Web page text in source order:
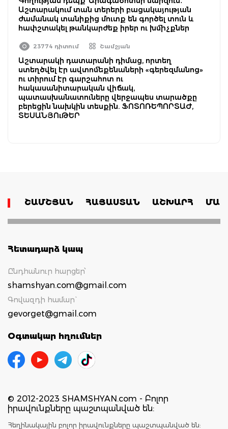
Աշտարակում տան տերերի բացակայության
ժամանակ տանիքից մուտք են գործել տուն և
հափշտակել թանկարժեք իրեր ու խմիչքներ
23774 դիտում Շամշյան
Աշտարակի դատարանի դիմաց, որտեղ
ստեղծվել էր ավտոմեքենաների «գերեզմանոց»
ու տիրում էր գարշահոտ ու
հակասանիտարական վիճակ,
պատասխանատուները վերջապես տարածքը
բերեցին նախկին տեսքին. ՖՈՏՈՌԵՊՈՐՏԱԺ,
ՏԵՍԱՆՅՈւԹԵՐ
ՇԱՄՇՅԱՆ ՀԱՅԱՍՏԱՆ ԱՇԽԱՐՀ
Հետադարձ կապ
Ընդհանուր հարցեր՝
shamshyan.com@gmail.com
Գովազդի համար`
gevorget@gmail.com
Օգտակար հղումներ
© 2012-2023 SHAMSHYAN.com - Բոլոր
իրավունքները պաշտպանված են:
Հեղինակային բոլոր իրավունքները պաշտպանված են: